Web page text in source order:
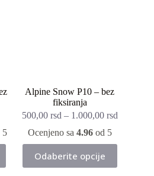
Alpine Snow P10 – bez
fiksiranja
500,00 rsd – 1.000,00 rsd
Ocenjeno sa 4.96od 5
Odaberite opcije
proizvod
ima